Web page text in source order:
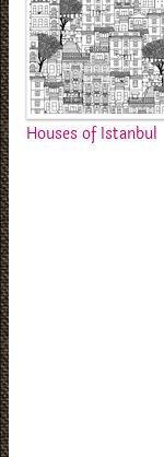
Houses of Istanbul